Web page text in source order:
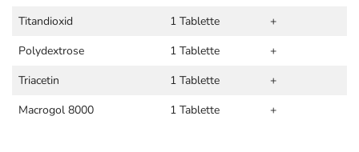
Titandioxid
1 Tablette
+
Polydextrose
1 Tablette
+
Triacetin
1 Tablette
+
Macrogol 8000
1 Tablette +